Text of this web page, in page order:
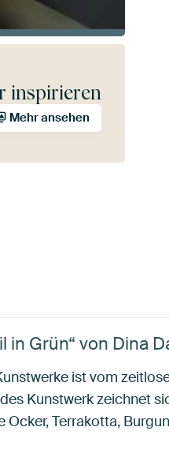
inspirieren
Mehr ansehen
Grün“ von Dina
ist vom
Kunstwerk zeichnet
Terrakotta,